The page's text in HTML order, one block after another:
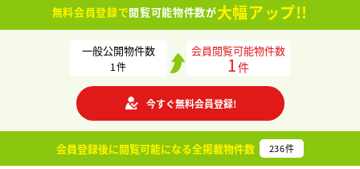
無料会員登録で閲覧可能物件数が大幅アップ!!
一般公開物件数
1件
会員閲覧可能物件数
1件
今すぐ無料会員登録!
会員登録後に閲覧可能になる全掲載物件数 236件